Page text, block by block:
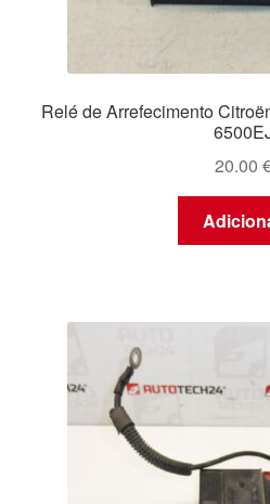
Relé de Arrefecimento
20.00